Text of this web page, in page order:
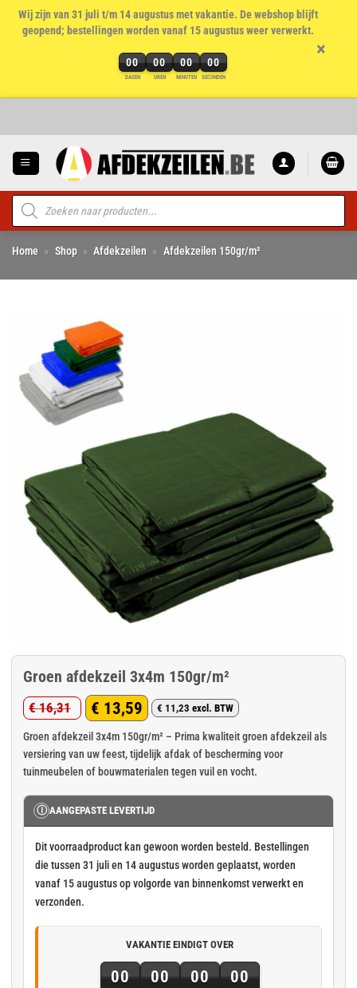
Wij zijn van 31 juli t/m 14 augustus met vakantie. De webshop blijft
geopend; bestellingen worden vanaf 15 augustus weer verwerkt.
00
DAGEN
00
UREN
00
MINUTEN
00
SECONDEN
×
Producten
zoeken
Home » Shop » Afdekzeilen » Afdekzeilen 150gr/m²
Groen afdekzeil 3x4m 150gr/m²
€16,31
Oorspronkelijke
prijs
was:
€ 13,59
Huidige
prijs
is:
€ 11,23 excl. BTW
Groen afdekzeil 3x4m 150gr/m² – Prima kwaliteit groen afdekzeil als
versiering van uw feest, tijdelijk afdak of bescherming voor
tuinmeubelen of bouwmaterialen tegen vuil en vocht.
Ⓘ AANGEPASTE LEVERTIJD
Dit voorraadproduct kan gewoon worden besteld. Bestellingen
die tussen 31 juli en 14 augustus worden geplaatst, worden
vanaf 15 augustus op volgorde van binnenkomst verwerkt en
verzonden.
VAKANTIE EINDIGT OVER
00 00 00 00